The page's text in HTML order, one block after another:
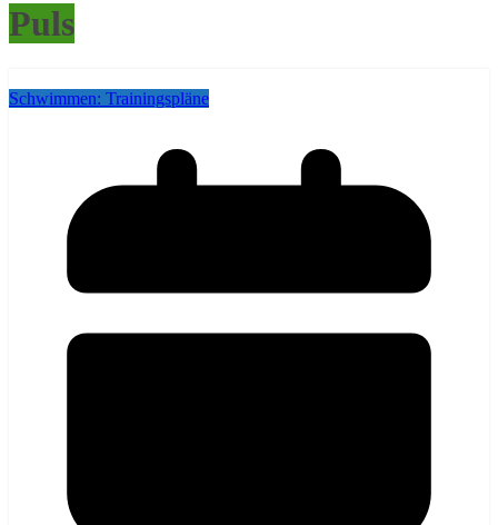
Puls
Schwimmen: Trainingspläne